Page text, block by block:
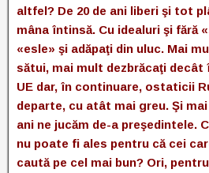
altfel? De 20 de ani liberi şi tot
mâna întinsă. Cu idealuri şi fără
«esle» şi adăpaţi din uluc. Mai
sătui, mai mult dezbrăcaţi decât
UE dar, în continuare, ostaticii
departe, cu atât mai greu. Şi
ani ne jucăm de-a preşedintele.
nu poate fi ales pentru că cei
caută pe cel mai bun? Ori,